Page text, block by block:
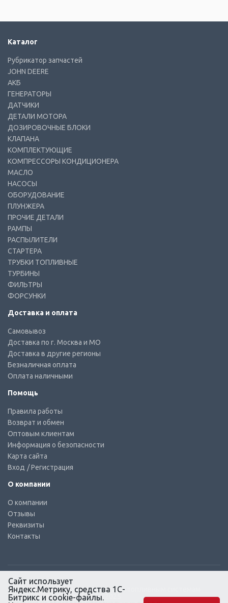
Каталог
Рубрикатор запчастей
JOHN DEERE
АКБ
ГЕНЕРАТОРЫ
ДАТЧИКИ
ДЕТАЛИ МОТОРА
ДОЗИРОВОЧНЫЕ БЛОКИ
КЛАПАНА
КОМПЛЕКТУЮЩИЕ
КОМПРЕССОРЫ КОНДИЦИОНЕРА
МАСЛО
НАСОСЫ
ОБОРУДОВАНИЕ
ПЛУНЖЕРА
ПРОЧИЕ ДЕТАЛИ
РАМПЫ
РАСПЫЛИТЕЛИ
СТАРТЕРА
ТРУБКИ ТОПЛИВНЫЕ
ТУРБИНЫ
ФИЛЬТРЫ
ФОРСУНКИ
Доставка и оплата
Самовывоз
Доставка по г. Москва и МО
Доставка в другие регионы
Безналичная оплата
Оплата наличными
Помощь
Правила работы
Возврат и обмен
Оптовым клиентам
Информация о безопасности
Карта сайта
Вход / Регистрация
О компании
О компании
Отзывы
Реквизиты
Контакты
© КТС-Дизель – Комплектующие к топливным системам
Все права защищены, 2003 – 2025
Сайт использует
Яндекс.Метрику, средства 1С-
Битрикс и cookie-файлы.